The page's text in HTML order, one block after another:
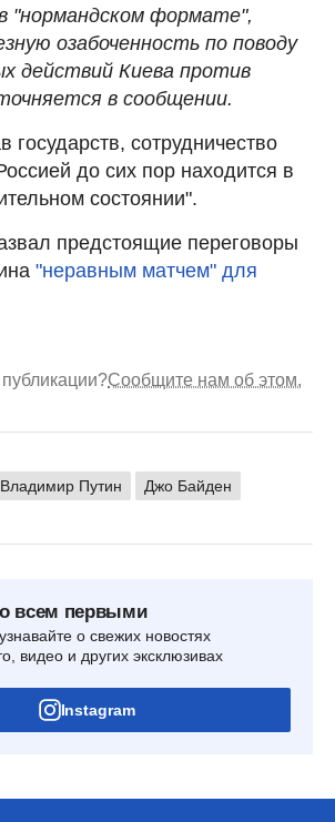
"нормандском формате",
озабоченность по поводу
действий Киева против
в сообщении.
государств, сотрудничество
до сих пор находится в
состоянии".
предстоящие переговоры
"неравным матчем" для
Сообщите нам об этом.
Владимир Путин Джо Байден
всем первыми
о свежих новостях
видео и других эксклюзивах
Instagram